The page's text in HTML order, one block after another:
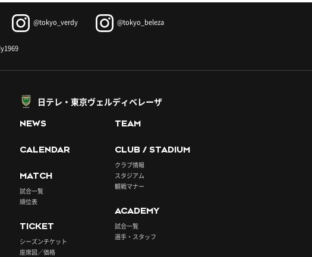
@tokyo_verdy @tokyo_beleza
日テレ・東京ヴェルディベレーザ
NEWS
CALENDAR
MATCH
試合一覧
順位表
TICKET
シーズンチケット
座席図／価格
TEAM
CLUB / STADIUM
クラブ情報
スタジアム
観戦マナー
ACADEMY
試合一覧
選手・スタッフ